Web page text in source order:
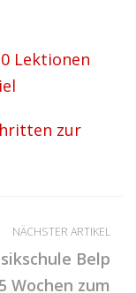
Lektionen
zur
NÄCHSTER ARTIKEL
Belp
Wochen zum